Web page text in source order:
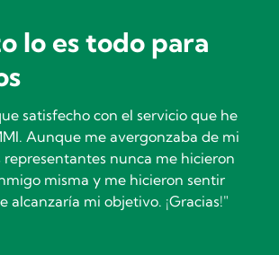
lo es todo para
satisfecho con el servicio que he
Aunque me avergonzaba de mi
representantes nunca me hicieron
misma y me hicieron sentir
alcanzaría mi objetivo. ¡Gracias!"